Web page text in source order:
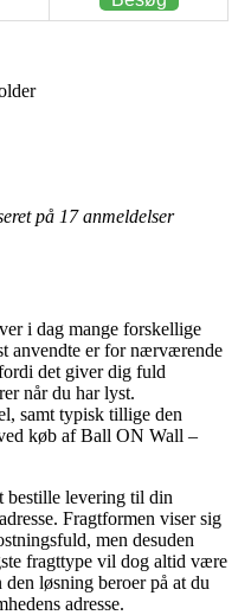
på 17anmeldelser
i dag mange forskellige
anvendte er for nærværende
det giver dig fuld
når du har lyst.
samt typisk tillige den
køb af Ball ON Wall –
bestille levering til din
Fragtformen viser sig
men desuden
fragttype vil dog altid være
løsning beroer på at du
adresse.